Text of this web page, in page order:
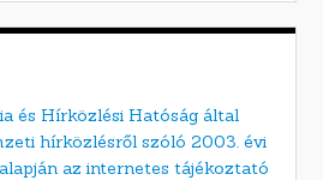
és Hírközlési Hatóság által
hírközlésről szóló 2003. évi
az internetes tájékoztató